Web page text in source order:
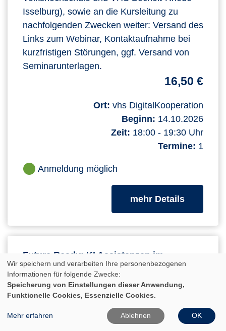
Isselburg), sowie an die Kursleitung zu
nachfolgenden Zwecken weiter: Versand des
Links zum Webinar, Kontaktaufnahme bei
kurzfristigen Störungen, ggf. Versand von
Seminarunterlagen.
16,50 €
Ort: vhs DigitalKooperation
Beginn: 14.10.2026
Zeit: 18:00 - 19:30 Uhr
Termine: 1
Anmeldung möglich
mehr Detailszum
Future Ready: KI Assistenzen im
Büromanagement (Online-Kurs)
Online-Kurs mit Durchführungsgarantie!
Die Anforderungen an ein leistungsfähiges
Wir speichern und verarbeiten Ihre personenbezogenen
Informationen für folgende Zwecke:
Speicherung von Einstellungen dieser Anwendung,
Funktionelle Cookies, Essenzielle Cookies.
Mehr erfahren Ablehnen OK